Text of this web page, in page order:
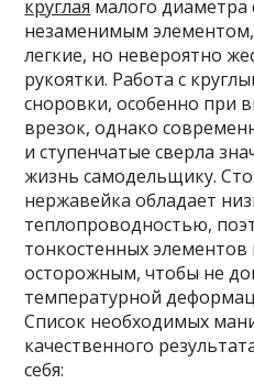
круглая малого диаметра
незаменимым элементом,
легкие, но невероятно
рукоятки. Работа с
сноровки, особенно при
врезок, однако
и ступенчатые сверла
жизнь самодельщику.
нержавейка обладает
теплопроводностью,
тонкостенных
осторожным, чтобы не
температурной
Список необходимых
качественного
себя: